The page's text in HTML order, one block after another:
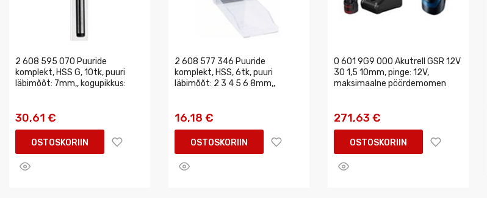
2 608 595 070 Puuride
komplekt, HSS G, 10tk, puuri
läbimõõt: 7mm,, kogupikkus:
30,61 €
OSTOSKORIIN
2 608 577 346 Puuride
komplekt, HSS, 6tk, puuri
läbimõõt: 2 3 4 5 6 8mm,,
16,18 €
OSTOSKORIIN
0 601 9G9 000 Akutrell GSR 12V
30 1,5 10mm, pinge: 12V,
maksimaalne pöördemomen
271,63 €
OSTOSKORIIN